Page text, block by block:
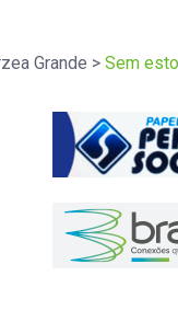
Grande > Sem